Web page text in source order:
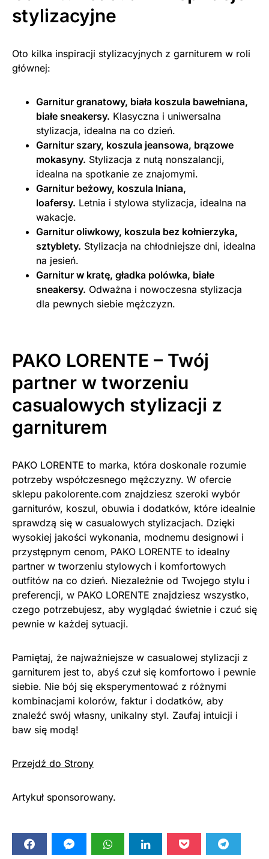
stylizacyjne
Oto kilka inspiracji stylizacyjnych z garniturem w roli
głównej:
Garnitur granatowy, biała koszula bawełniana,
białe sneakersy. Klasyczna i uniwersalna
stylizacja, idealna na co dzień.
Garnitur szary, koszula jeansowa, brązowe
mokasyny. Stylizacja z nutą nonszalancji,
idealna na spotkanie ze znajomymi.
Garnitur beżowy, koszula lniana,
loafersy. Letnia i stylowa stylizacja, idealna na
wakacje.
Garnitur oliwkowy, koszula bez kołnierzyka,
sztyblety. Stylizacja na chłodniejsze dni, idealna
na jesień.
Garnitur w kratę, gładka polówka, białe
sneakersy. Odważna i nowoczesna stylizacja
dla pewnych siebie mężczyzn.
PAKO LORENTE – Twój
partner w tworzeniu
casualowych stylizacji z
garniturem
PAKO LORENTE to marka, która doskonale rozumie
potrzeby współczesnego mężczyzny. W ofercie
sklepu pakolorente.com znajdziesz szeroki wybór
garniturów, koszul, obuwia i dodatków, które idealnie
sprawdzą się w casualowych stylizacjach. Dzięki
wysokiej jakości wykonania, modnemu designowi i
przystępnym cenom, PAKO LORENTE to idealny
partner w tworzeniu stylowych i komfortowych
outfitów na co dzień. Niezależnie od Twojego stylu i
preferencji, w PAKO LORENTE znajdziesz wszystko,
czego potrzebujesz, aby wyglądać świetnie i czuć się
pewnie w każdej sytuacji.
Pamiętaj, że najważniejsze w casualowej stylizacji z
garniturem jest to, abyś czuł się komfortowo i pewnie
siebie. Nie bój się eksperymentować z różnymi
kombinacjami kolorów, faktur i dodatków, aby
znaleźć swój własny, unikalny styl. Zaufaj intuicji i
baw się modą!
Przejdź do Strony
Artykuł sponsorowany.